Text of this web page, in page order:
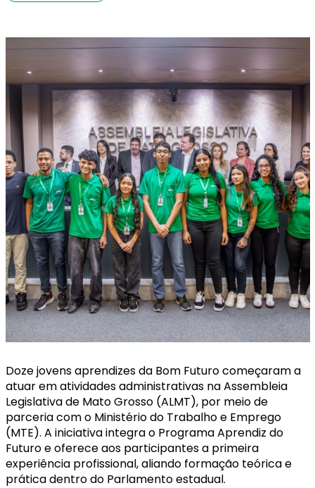
Doze jovens aprendizes da Bom Futuro começaram a
atuar em atividades administrativas na Assembleia
Legislativa de Mato Grosso (ALMT), por meio de
parceria com o Ministério do Trabalho e Emprego
(MTE). A iniciativa integra o Programa Aprendiz do
Futuro e oferece aos participantes a primeira
experiência profissional, aliando formação teórica e
prática dentro do Parlamento estadual.